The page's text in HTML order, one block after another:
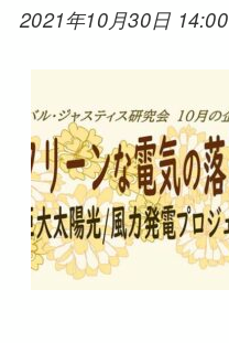
2021年10月30日 14:00